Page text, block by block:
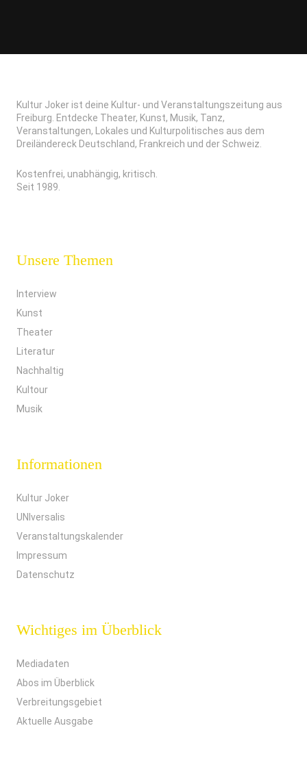
Kultur Joker ist deine Kultur- und Veranstaltungszeitung aus
Freiburg. Entdecke Theater, Kunst, Musik, Tanz,
Veranstaltungen, Lokales und Kulturpolitisches aus dem
Dreiländereck Deutschland, Frankreich und der Schweiz.
Kostenfrei, unabhängig, kritisch.
Seit 1989.
Unsere Themen
Interview
Kunst
Theater
Literatur
Nachhaltig
Kultour
Musik
Informationen
Kultur Joker
UNIversalis
Veranstaltungskalender
Impressum
Datenschutz
Wichtiges im Überblick
Mediadaten
Abos im Überblick
Verbreitungsgebiet
Aktuelle Ausgabe